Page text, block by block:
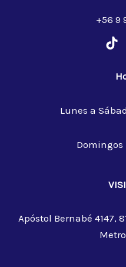
+56 9
Lunes a
Domingos
Apóstol Bernabé 4147,